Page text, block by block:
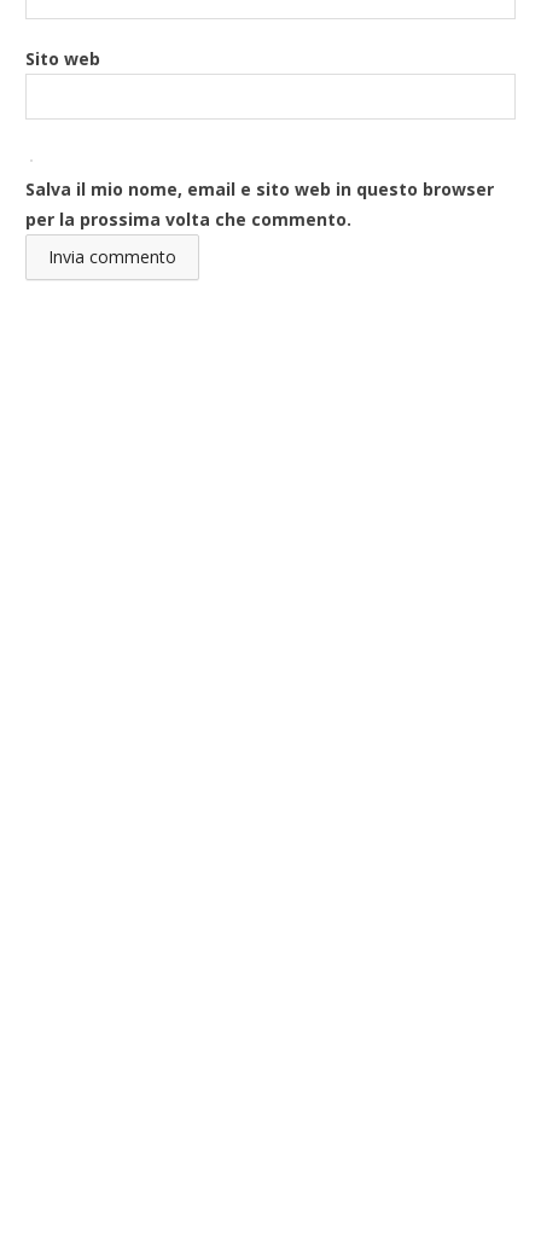
Sito web
Salva il mio nome, email e sito web in questo browser
per la prossima volta che commento.